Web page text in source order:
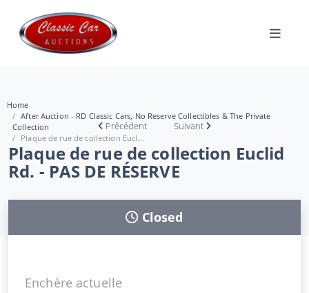
Home
After Auction - RD Classic Cars, No Reserve Collectibles & The Private
Collection
Plaque de rue de collection Eucl...
Précédent Suivant
Plaque de rue de collection Euclid
Rd. - PAS DE RÉSERVE
Closed
Enchère actuelle